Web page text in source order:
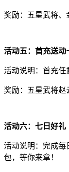
奖励：五星武将、
活动五：首充送动
活动说明：首充任
奖励：五星武将赵
活动六：七日好礼
活动说明：完成每
包，等你来拿！